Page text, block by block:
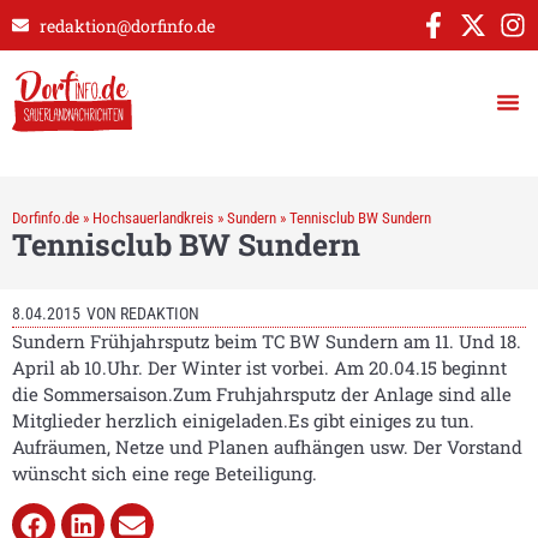
redaktion@dorfinfo.de
Dorfinfo.de » Hochsauerlandkreis » Sundern » Tennisclub BW Sundern
Tennisclub BW Sundern
8.04.2015 VON REDAKTION
Sundern Frühjahrsputz beim TC BW Sundern am 11. Und 18.
April ab 10.Uhr. Der Winter ist vorbei. Am 20.04.15 beginnt
die Sommersaison.Zum Fruhjahrsputz der Anlage sind alle
Mitglieder herzlich einigeladen.Es gibt einiges zu tun.
Aufräumen, Netze und Planen aufhängen usw. Der Vorstand
wünscht sich eine rege Beteiligung.